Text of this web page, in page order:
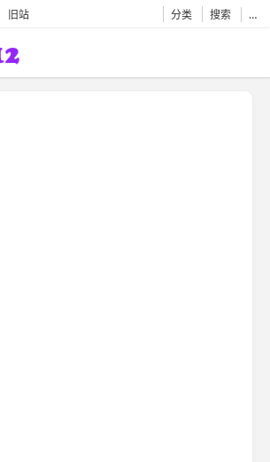
旧站 分类 搜索 …